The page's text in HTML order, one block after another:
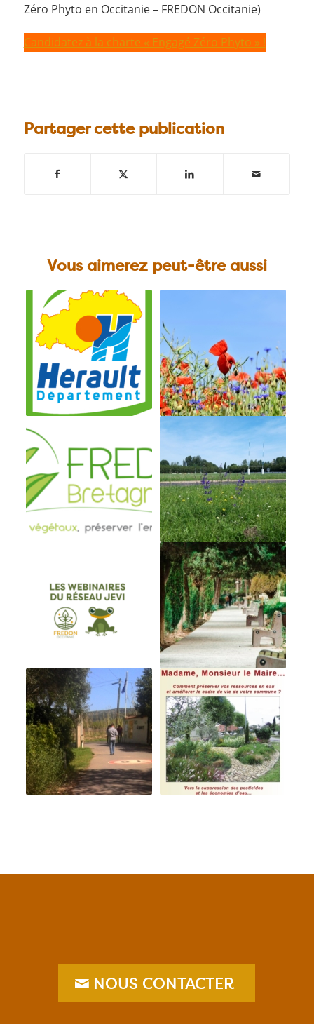
Zéro Phyto en Occitanie – FREDON Occitanie)
Candidatez à la charte « Engagé Zéro Phyto » !
Partager cette publication
Vous aimerez peut-être aussi
NOUS CONTACTER